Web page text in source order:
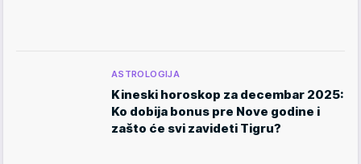
ASTROLOGIJA
Kineski horoskop za decembar 2025:
Ko dobija bonus pre Nove godine i
zašto će svi zavideti Tigru?